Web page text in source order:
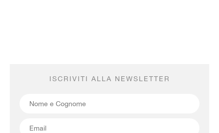
ISCRIVITI ALLA NEWSLETTER